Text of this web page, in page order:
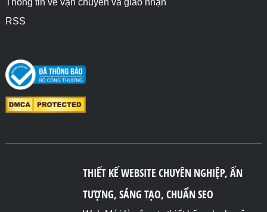
Thông tin về vận chuyển và giao nhận
RSS
THIẾT KẾ WEBSITE CHUYÊN NGHIỆP, ẤN
TƯỢNG, SÁNG TẠO, CHUẨN SEO